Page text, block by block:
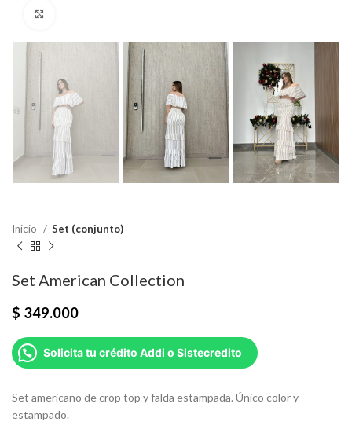
Inicio Set (conjunto)
Set American Collection
$ 349.000
Solicita tu crédito Addi o Sistecredito
Set americano de crop top y falda estampada. Único color y
estampado.